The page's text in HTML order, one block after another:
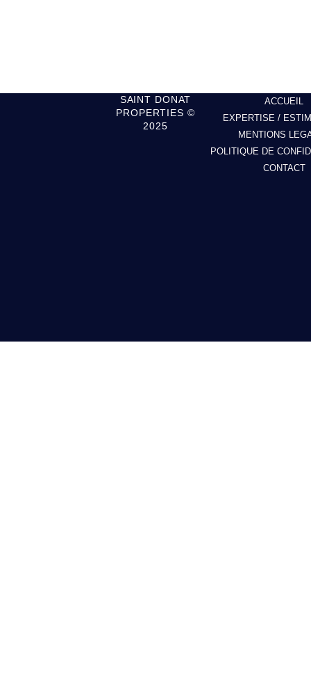
SAINT DONAT
PROPERTIES ©
2025
ACCUEIL
EXPERTISE /
MENTIONS
POLITIQUE DE
CONTACT